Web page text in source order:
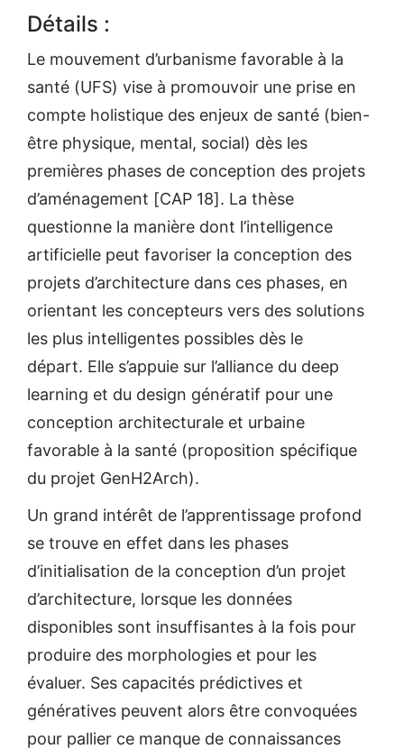
Détails :
Le mouvement d’urbanisme favorable à la
santé (UFS) vise à promouvoir une prise en
compte holistique des enjeux de santé (bien-
être physique, mental, social) dès les
premières phases de conception des projets
d’aménagement [CAP 18]. La thèse
questionne la manière dont l’intelligence
artificielle peut favoriser la conception des
projets d’architecture dans ces phases, en
orientant les concepteurs vers des solutions
les plus intelligentes possibles dès le
départ. Elle s’appuie sur l’alliance du deep
learning et du design génératif pour une
conception architecturale et urbaine
favorable à la santé (proposition spécifique
du projet GenH2Arch).
Un grand intérêt de l’apprentissage profond
se trouve en effet dans les phases
d’initialisation de la conception d’un projet
d’architecture, lorsque les données
disponibles sont insuffisantes à la fois pour
produire des morphologies et pour les
évaluer. Ses capacités prédictives et
génératives peuvent alors être convoquées
pour pallier ce manque de connaissances